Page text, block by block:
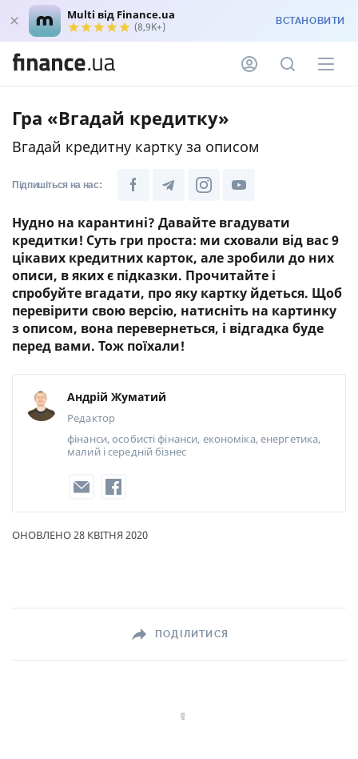
Multi від Finance.ua
(8,9K+) ВСТАНОВИТИ
Гра «Вгадай кредитку»
Вгадай кредитну картку за описом
Підпишіться на нас:
Нудно на карантині? Давайте вгадувати
кредитки! Суть гри проста: ми сховали від вас 9
цікавих кредитних карток, але зробили до них
описи, в яких є підказки. Прочитайте і
спробуйте вгадати, про яку картку йдеться. Щоб
перевірити свою версію, натисніть на картинку
з описом, вона перевернеться, і відгадка буде
перед вами. Тож поїхали!
Андрій Жуматий
Редактор
фінанси, особисті фінанси, економіка, енергетика,
малий і середній бізнес
ОНОВЛЕНО 28 КВІТНЯ 2020
ПОДІЛИТИСЯ